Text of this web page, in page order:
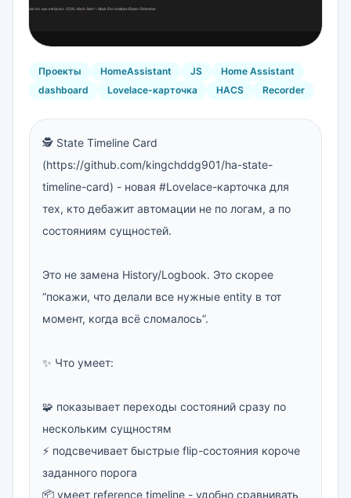
Проекты HomeAssistant JS
Home Assistant
dashboard
Lovelace-карточка HACS Recorder
🕵️ State Timeline Card
(https://github.com/kingchddg901/ha-state-
timeline-card) - новая #Lovelace-карточка для
тех, кто дебажит автомации не по логам, а по
состояниям сущностей.
Это не замена History/Logbook. Это скорее
“покажи, что делали все нужные entity в тот
момент, когда всё сломалось”.
✨ Что умеет:
🧩 показывает переходы состояний сразу по
нескольким сущностям
⚡️ подсвечивает быстрые flip-состояния короче
заданного порога
📦 умеет reference timeline - удобно сравнивать